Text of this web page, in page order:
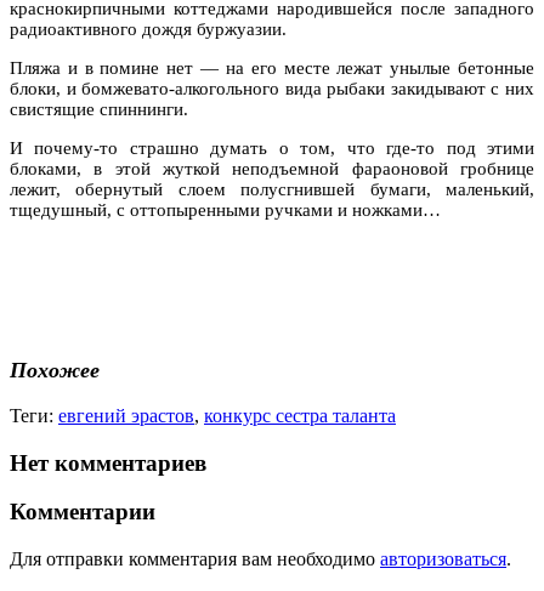
краснокирпичными коттеджами народившейся после западного
радиоактивного дождя буржуазии.
Пляжа и в помине нет — на его месте лежат унылые бетонные
блоки, и бомжевато-алкогольного вида рыбаки закидывают с них
свистящие спиннинги.
И почему-то страшно думать о том, что где-то под этими
блоками, в этой жуткой неподъемной фараоновой гробнице
лежит, обернутый слоем полусгнившей бумаги, маленький,
тщедушный, с оттопыренными ручками и ножками…
Похожее
Теги: евгений эрастов, конкурс сестра таланта
Нет комментариев
Комментарии
Для отправки комментария вам необходимо авторизоваться.